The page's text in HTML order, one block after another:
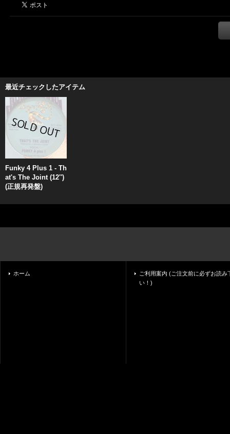
最近チェックしたアイテム
Funky 4 Plus 1 - Th
at's The Joint (12'')
(正規再発盤)
ホーム
ご利用案内 (ご注文前に必ずお読み
い！)